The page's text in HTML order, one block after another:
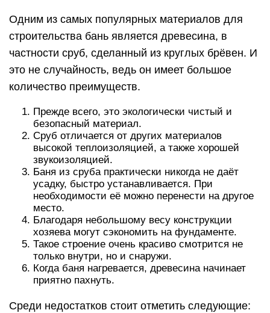
Одним из самых популярных материалов для
строительства бань является древесина, в
частности сруб, сделанный из круглых брёвен. И
это не случайность, ведь он имеет большое
количество преимуществ.
Прежде всего, это экологически чистый и
безопасный материал.
Сруб отличается от других материалов
высокой теплоизоляцией, а также хорошей
звукоизоляцией.
Баня из сруба практически никогда не даёт
усадку, быстро устанавливается. При
необходимости её можно перенести на другое
место.
Благодаря небольшому весу конструкции
хозяева могут сэкономить на фундаменте.
Такое строение очень красиво смотрится не
только внутри, но и снаружи.
Когда баня нагревается, древесина начинает
приятно пахнуть.
Среди недостатков стоит отметить следующие: